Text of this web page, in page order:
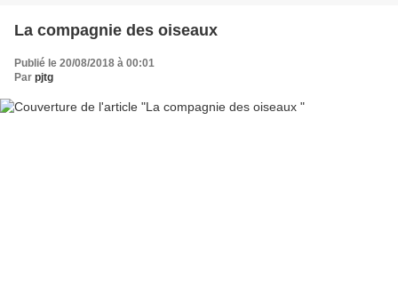
La compagnie des oiseaux
Publié le 20/08/2018 à 00:01
Par pjtg